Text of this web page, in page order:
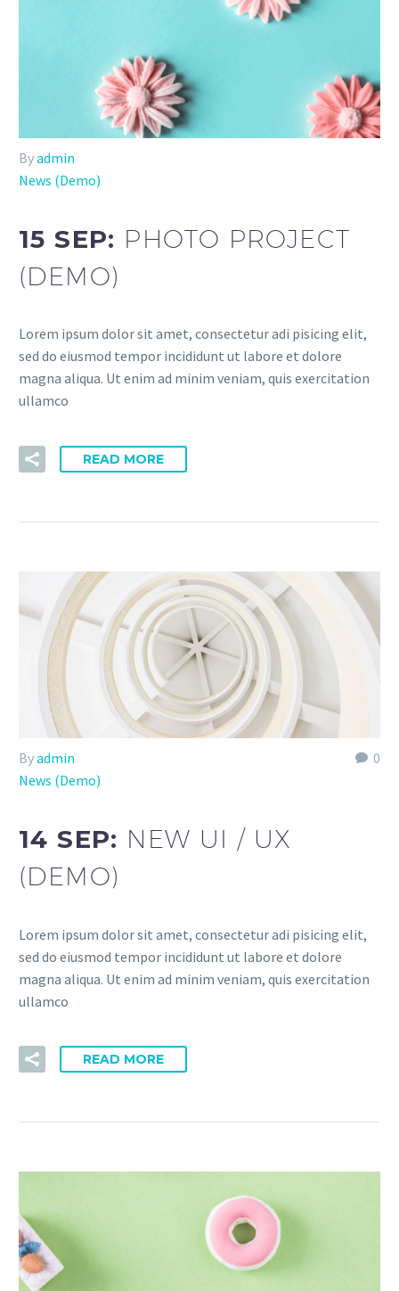
Byadmin
News (Demo)
15 SEP: PHOTO PROJECT
(DEMO)
Lorem ipsum dolor sit amet, consectetur adi pisicing elit,
sed do eiusmod tempor incididunt ut labore et dolore
magna aliqua. Ut enim ad minim veniam, quis exercitation
ullamco
READ MORE
0
Byadmin
News (Demo)
14 SEP: NEW UI / UX
(DEMO)
Lorem ipsum dolor sit amet, consectetur adi pisicing elit,
sed do eiusmod tempor incididunt ut labore et dolore
magna aliqua. Ut enim ad minim veniam, quis exercitation
ullamco
READ MORE